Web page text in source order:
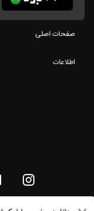
صفحات اصلی
اطلاعات
تمامی